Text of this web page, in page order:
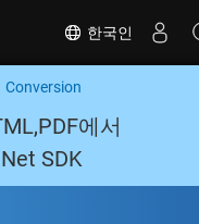
한국인
Conversion
에서
SDK